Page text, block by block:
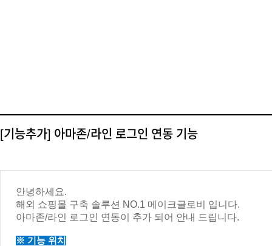
[기능추가] 아마존/라인 로그인 연동 기능
안녕하세요.
해외 쇼핑몰 구축 솔루션 NO.1 메이크글로비 입니다.
아마존/라인 로그인 연동이 추가 되어 안내 드립니다.
※ 기능 위치